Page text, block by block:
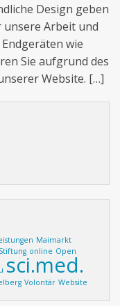
Design geben
Arbeit und
wie
Sie aufgrund des
Website. […]
Maimarkt
online Open
sci.med.
Volontär Website